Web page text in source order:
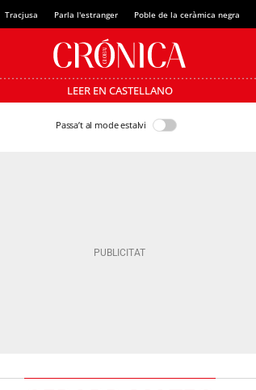
Tracjusa Parla l'estranger Poble de la ceràmica negra
LEER EN CASTELLANO
Passa’t al mode estalvi